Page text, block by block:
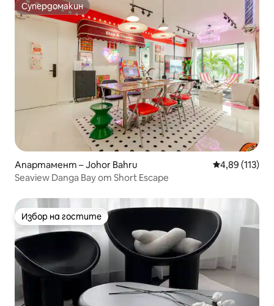
Супердомакин
Супердомакин
Апартамент – Johor Bahru Средна
4,89 (113)
Seaview Danga Bay от Short Escape
Избор на гостите
Избор на гостите